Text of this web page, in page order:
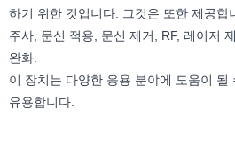
하기 위한 것입니다. 그것은 또한 제공합
주사, 문신 적용, 문신 제거, RF, 레이저
완화.
이 장치는 다양한 응용 분야에 도움이 될
유용합니다.